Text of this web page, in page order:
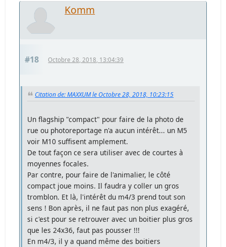
Komm
#18 Octobre 28, 2018, 13:04:39
Citation de: MAXXUM le Octobre 28, 2018, 10:23:15
Un flagship "compact" pour faire de la photo de
rue ou photoreportage n'a aucun intérêt... un M5
voir M10 suffisent amplement.
De tout façon ce sera utiliser avec de courtes à
moyennes focales.
Par contre, pour faire de l'animalier, le côté
compact joue moins. Il faudra y coller un gros
tromblon. Et là, l'intérêt du m4/3 prend tout son
sens ! Bon après, il ne faut pas non plus exagéré,
si c'est pour se retrouver avec un boitier plus gros
que les 24x36, faut pas pousser !!!
En m4/3, il y a quand même des boitiers